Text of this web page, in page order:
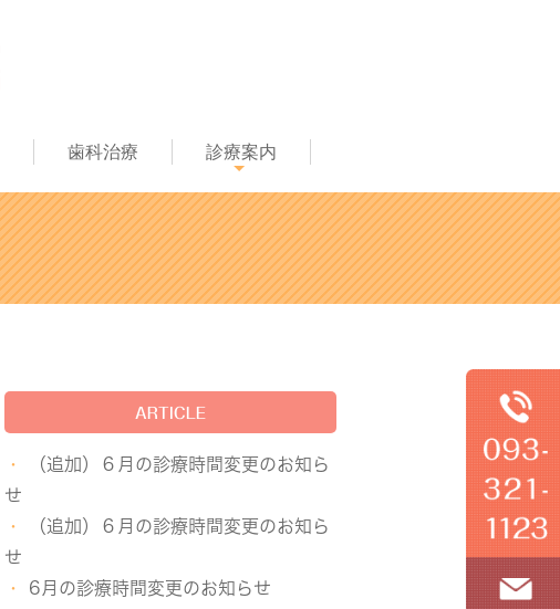
歯科治療 診療案内
ARTICLE
（追加）６月の診療時間変更のお知ら
せ
（追加）６月の診療時間変更のお知ら
せ
6月の診療時間変更のお知らせ